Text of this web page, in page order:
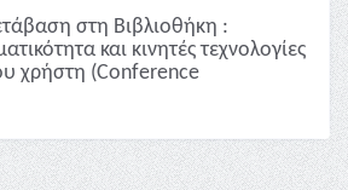
στη Βιβλιοθήκη :
και κινητές τεχνολογίες
χρήστη (Conference